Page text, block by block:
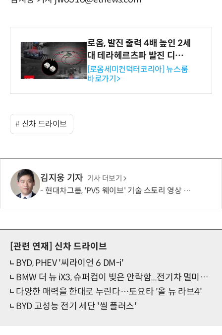
로옴, 발진 출력 4배 높인 2세
대 테라헤르츠파 발진 디바이
스 개발
[로옴세미컨덕터코리아] 뉴스룸
바로가기>
신차 드라이브
김지웅 기자 기사 더보기
현대차그룹, 'PV5 웨이브' 기술 스토리 영상 조회수 1000만뷰 돌파
[관련 연재] 신차 드라이브
BYD, PHEV '씨라이언 6 DM-i'
BMW 더 뉴 iX3, 슈퍼컴이 빚은 안락함...전기차 멀미는 없다
다양한 매력을 한대로 누린다…토요타 '올 뉴 라브4'
BYD 고성능 전기 세단 '씰 플러스'